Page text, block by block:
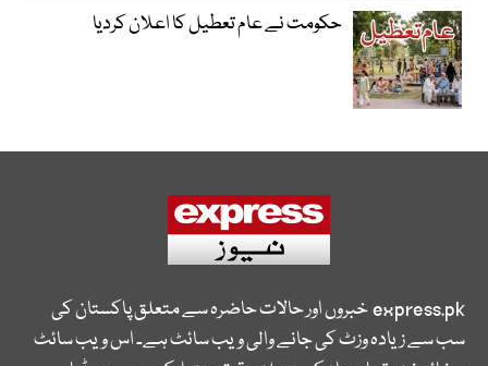
حکومت نے عام تعطیل کا اعلان کردیا
express.pkخبروں اور حالات حاضرہ سے متعلق پاکستان کی
سب سے زیادہ وزٹ کی جانے والی ویب سائٹ ہے۔ اس ویب سائٹ